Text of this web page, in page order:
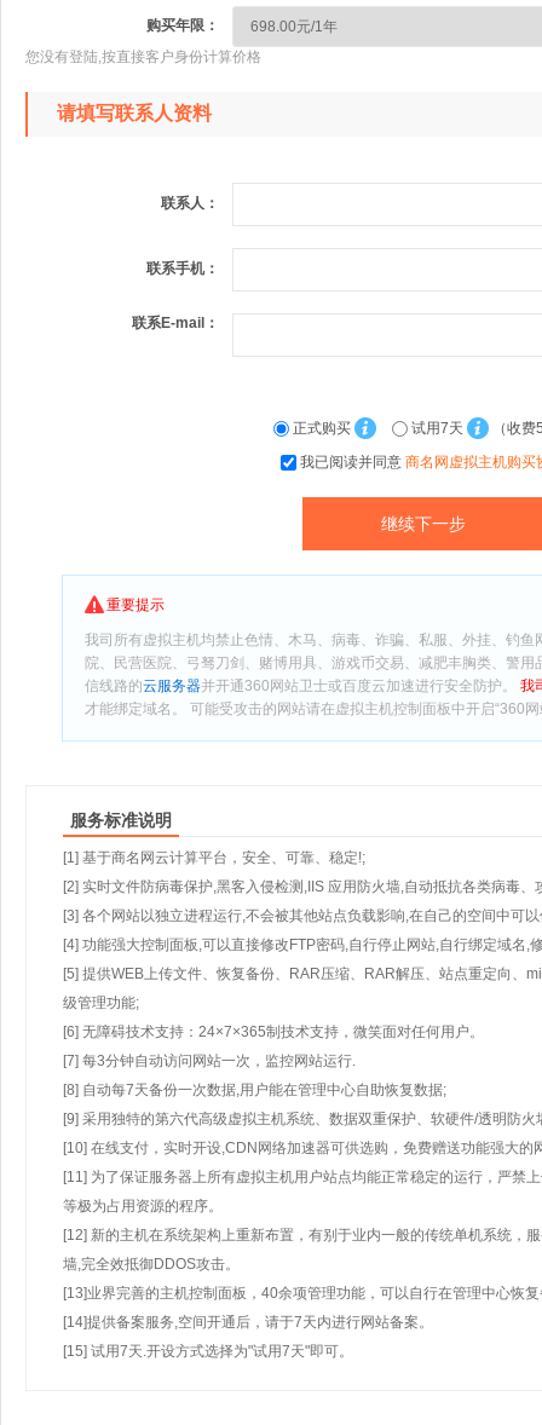
购买年限：
您没有登陆,按直接客户身份计算价格
请填写联系人资料
联系人：
联系手机：
联系E-mail：
正式购买 试用7天 （收费
我已阅读并同意 商名网虚拟主机购买
重要提示
我司所有虚拟主机均禁止色情、木马、病毒、诈骗、私服、外挂、钓
院、民营医院、弓驽刀剑、赌博用具、游戏币交易、减肥丰胸类、警
信线路的云服务器并开通360网站卫士或百度云加速进行安全防护。 我
才能绑定域名。 可能受攻击的网站请在虚拟主机控制面板中开启“360
服务标准说明
[1] 基于商名网云计算平台，安全、可靠、稳定!;
[2] 实时文件防病毒保护,黑客入侵检测,IIS 应用防火墙,自动抵抗各类病毒、
[3] 各个网站以独立进程运行,不会被其他站点负载影响,在自己的空间中可
[4] 功能强大控制面板,可以直接修改FTP密码,自行停止网站,自行绑定域名,
[5] 提供WEB上传文件、恢复备份、RAR压缩、RAR解压、站点重定向、
级管理功能;
[6] 无障碍技术支持：24×7×365制技术支持，微笑面对任何用户。
[7] 每3分钟自动访问网站一次，监控网站运行.
[8] 自动每7天备份一次数据,用户能在管理中心自助恢复数据;
[9] 采用独特的第六代高级虚拟主机系统、数据双重保护、软硬件/透明防火
[10] 在线支付，实时开设,CDN网络加速器可供选购，免费赠送功能强大
[11] 为了保证服务器上所有虚拟主机用户站点均能正常稳定的运行，严禁
等极为占用资源的程序。
[12] 新的主机在系统架构上重新布置，有别于业内一般的传统单机系统，
墙,完全效抵御DDOS攻击。
[13]业界完善的主机控制面板，40余项管理功能，可以自行在管理中心恢
[14]提供备案服务,空间开通后，请于7天内进行网站备案。
[15] 试用7天.开设方式选择为"试用7天"即可。